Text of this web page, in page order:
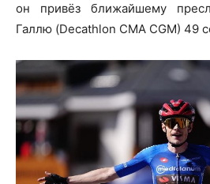
он привёз ближайшему
Галлю (Decathlon CMA CGM) 49